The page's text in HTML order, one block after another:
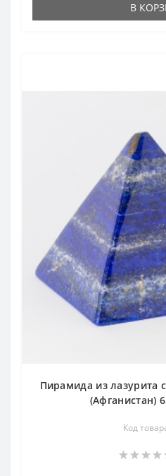
В
Пирамида из лазурита
(Афганистан)
Код